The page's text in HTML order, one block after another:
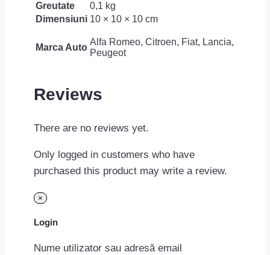
Greutate
0,1 kg
Dimensiuni 10 × 10 × 10 cm
Marca Auto
Alfa Romeo, Citroen, Fiat, Lancia,
Peugeot
Reviews
There are no reviews yet.
Only logged in customers who have
purchased this product may write a review.
×
Login
Nume utilizator sau adresă email